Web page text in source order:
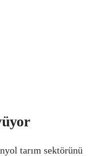
tarım sektörünü